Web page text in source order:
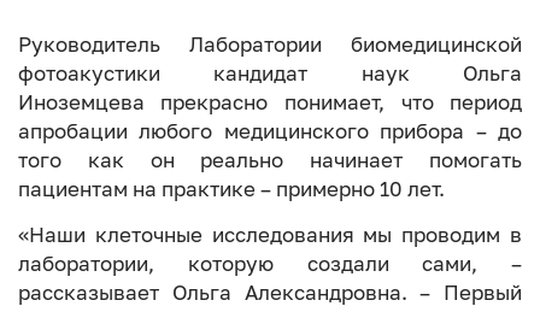
Руководитель Лаборатории биомедицинской
фотоакустики кандидат наук Ольга
Иноземцева прекрасно понимает, что период
апробации любого медицинского прибора – до
того как он реально начинает помогать
пациентам на практике – примерно 10 лет.
«Наши клеточные исследования мы проводим в
лаборатории, которую создали сами, –
рассказывает Ольга Александровна. – Первый